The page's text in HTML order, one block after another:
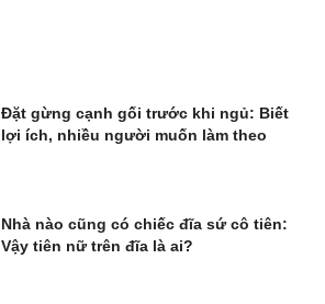
Đặt gừng cạnh gối trước khi ngủ: Biết
lợi ích, nhiều người muốn làm theo
Nhà nào cũng có chiếc đĩa sứ cô tiên:
Vậy tiên nữ trên đĩa là ai?